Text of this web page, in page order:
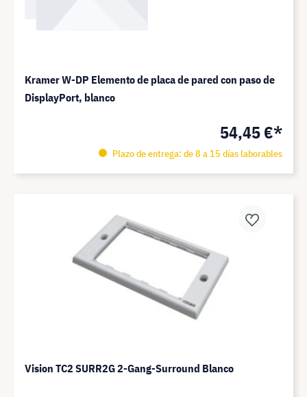
Kramer W-DP Elemento de placa de pared con paso de
DisplayPort, blanco
54,45 €*
Plazo de entrega: de 8 a 15 días laborables
Vision TC2 SURR2G 2-Gang-Surround Blanco